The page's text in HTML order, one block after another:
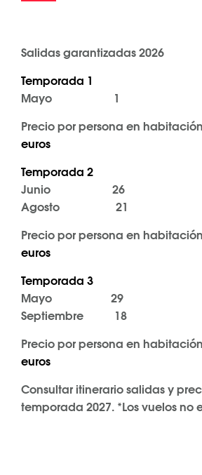
Salidas garantizadas 2026
Temporada 1
Mayo 1
Precio por persona en
euros
Temporada 2
Junio 26
Agosto 21
Precio por persona en
euros
Temporada 3
Mayo 29
Septiembre 18
Precio por persona en
euros
Consultar itinerario salidas y
temporada 2027. *Los vuelos no